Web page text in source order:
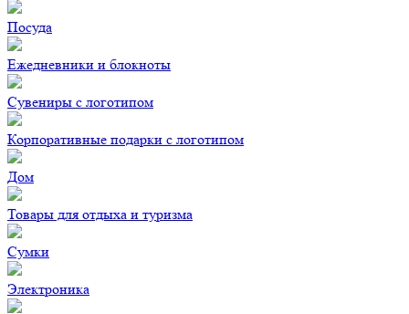
Посуда
Ежедневники и блокноты
Сувениры с логотипом
Корпоративные подарки с логотипом
Дом
Товары для отдыха и туризма
Сумки
Электроника